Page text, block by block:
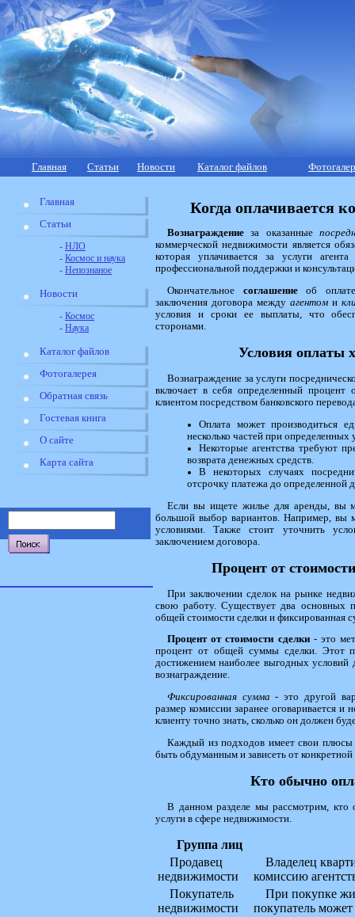
Главная Статьи Новости Каталог файлов
Главная
Статьи
- НЛО
- Космос и наука
- Непознаное
Новости
- Космос
- Наука
Каталог файлов
Фотогалерея
Обратная связь
Гостевая книга
О сайте
Карта сайта
Когда оплачивается
Вознаграждение за оказанные
коммерческой недвижимости является
которая уплачивается за услуги
профессиональной поддержки и
Окончательное соглашениеоб оплате
заключения договора между агентом и
условия и сроки ее выплаты, что
сторонами.
Условия оплаты
Вознаграждение за услуги
включает в себя определенный процент
клиентом посредством банковского
Оплата может производиться
несколько частей при определенных
Некоторые агентства требуют
возврата денежных средств.
В некоторых случаях
отсрочку платежа до определенной
Если вы ищете жилье для аренды, вы
большой выбор вариантов. Например, вы
условиями. Также стоит уточнить
заключением договора.
Процент от
При заключении сделок на рынке
свою работу. Существует два основных
общей стоимости сделки и фиксированная
Процент от стоимости сделки- это
процент от общей суммы сделки. Этот
достижением наиболее выгодных условий
вознаграждение.
Фиксированная сумма - это другой
размер комиссии заранее оговаривается и
клиенту точно знать, сколько он должен
Каждый из подходов имеет свои
быть обдуманным и зависеть от
Кто обычно
В данном разделе мы рассмотрим, кто
услуги в сфере недвижимости.
Группа лиц
Продавец
недвижимости
Владелец
комиссию
Покупатель
недвижимости
При покупке
покупатель может